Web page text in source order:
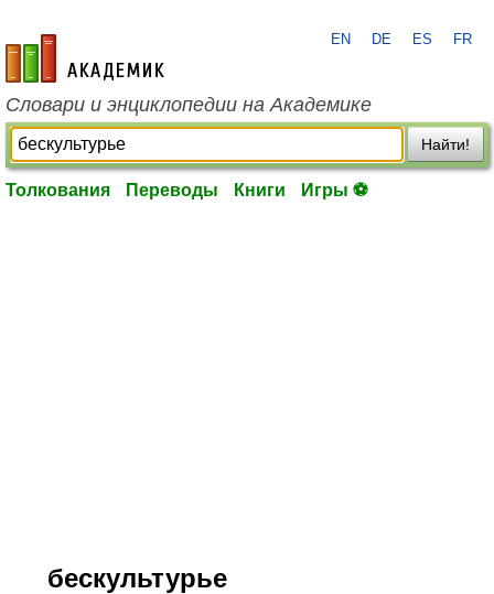
academic.ru
EN DE ES FR
Словари и энциклопедии на Академике
Найти!
Толкования Переводы Книги Игры ⚽
бескультурье